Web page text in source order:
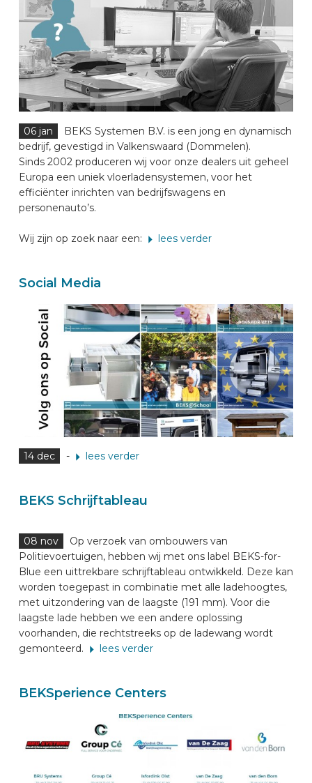
06 jan
BEKS Systemen B.V. is een jong en dynamisch
bedrijf, gevestigd in Valkenswaard (Dommelen).
Sinds 2002 produceren wij voor onze dealers uit geheel
Europa een uniek vloerladensystemen, voor het
efficiënter inrichten van bedrijfswagens en
personenauto’s.
Wij zijn op zoek naar een: lees verder
Social Media
14 dec - lees verder
BEKS Schrijftableau
08 nov
Op verzoek van ombouwers van
Politievoertuigen, hebben wij met ons label BEKS-for-
Blue een uittrekbare schrijftableau ontwikkeld. Deze kan
worden toegepast in combinatie met alle ladehoogtes,
met uitzondering van de laagste (191 mm). Voor die
laagste lade hebben we een andere oplossing
voorhanden, die rechtstreeks op de ladewang wordt
gemonteerd.
lees verder
BEKSperience Centers